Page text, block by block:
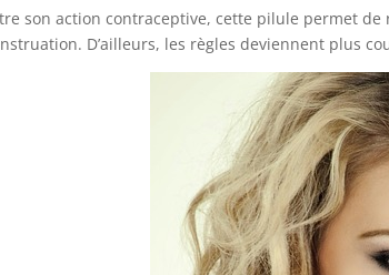
son action contraceptive, cette pilule permet
D’ailleurs, les règles deviennent plus